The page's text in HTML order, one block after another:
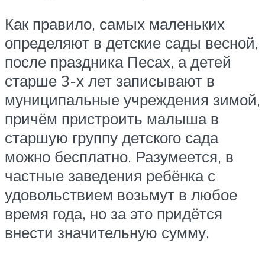
Как правило, самых маленьких
определяют в детские сады весной,
после праздника Песах, а детей
старше 3-х лет записывают в
муниципальные учреждения зимой,
причём пристроить малыша в
старшую группу детского сада
можно бесплатно. Разумеется, в
частные заведения ребёнка с
удовольствием возьмут в любое
время года, но за это придётся
внести значительную сумму.